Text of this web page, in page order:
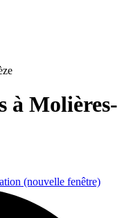
à Molières-
(nouvelle fenêtre)